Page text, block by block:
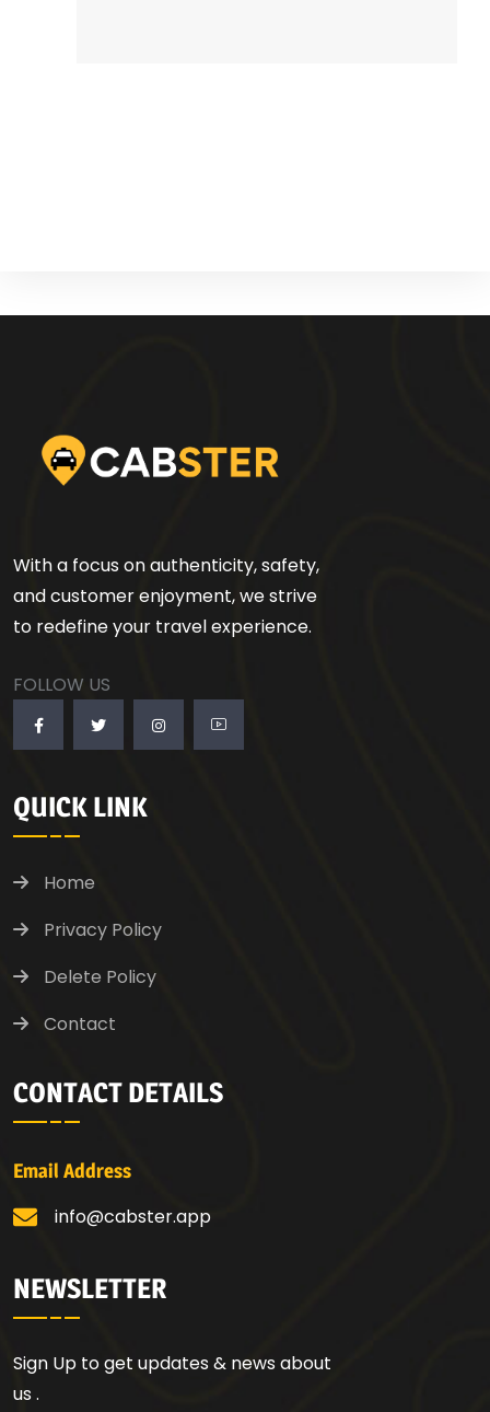
With a focus on authenticity, safety,
and customer enjoyment, we strive
to redefine your travel experience.
FOLLOW US
QUICK LINK
Home
Privacy Policy
Delete Policy
Contact
CONTACT DETAILS
Email Address
info@cabster.app
NEWSLETTER
Sign Up to get updates & news about
us .